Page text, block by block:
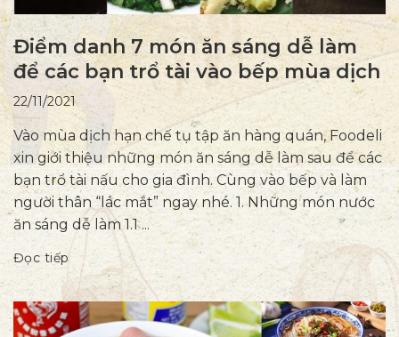
Điểm danh 7 món ăn sáng dễ làm
để các bạn trổ tài vào bếp mùa dịch
22/11/2021
Vào mùa dịch hạn chế tụ tập ăn hàng quán, Foodeli
xin giới thiệu những món ăn sáng dễ làm sau để các
bạn trổ tài nấu cho gia đình. Cùng vào bếp và làm
người thân “lác mắt” ngay nhé. 1. Những món nước
ăn sáng dễ làm 1.1 ...
Đọc tiếp